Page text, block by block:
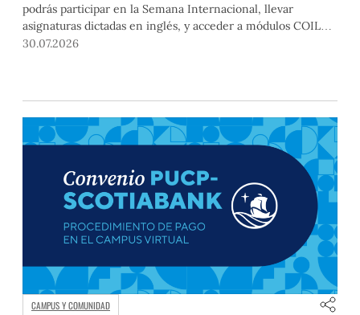
podrás participar en la Semana Internacional, llevar
asignaturas dictadas en inglés, y acceder a módulos COIL
junto con estudiantes y docentes de universidades
30.07.2026
CAMPUS Y COMUNIDAD